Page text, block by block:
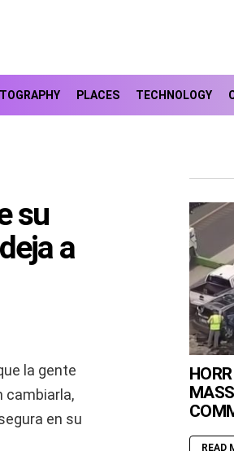
PLACES TECHNOLOGY
su
a
la gente
cambiarla,
en su
READ